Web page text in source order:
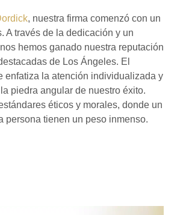
, nuestra firma comenzó con un
A través de la dedicación y un
hemos ganado nuestra reputación
de Los Ángeles. El
enfatiza la atención individualizada y
piedra angular de nuestro éxito.
éticos y morales, donde un
persona tienen un peso inmenso.